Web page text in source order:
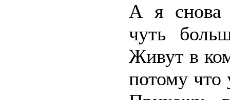
А я снова
чуть
Живут в
потому что